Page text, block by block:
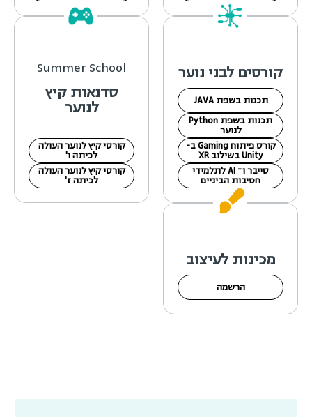
קורסים לבני נוער
תכנות בשפת JAVA
תכנות בשפת Python
לנוער
קורס פיתוח Gaming ב-
Unity בשילוב XR
סייבר ו־ AI לתלמידי
חטיבות הביניים
Summer School
סדנאות קיץ
לנוער
קורסי קיץ לנוער העולה
לכיתה ו'
קורסי קיץ לנוער העולה
לכיתה ז'
מכינות לעיצוב
הרשמה